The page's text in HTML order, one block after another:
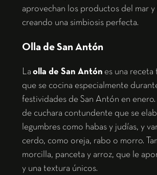
aprovechan los productos del mar y
creando una simbiosis perfecta.
Olla de San Antón
La olla de San Antón es una receta
que se cocina especialmente
festividades de San Antón en enero.
de cuchara contundente que se
legumbres como habas y judías, y
cerdo, como oreja, rabo o morro.
morcilla, panceta y arroz, que le
y una textura únicos.